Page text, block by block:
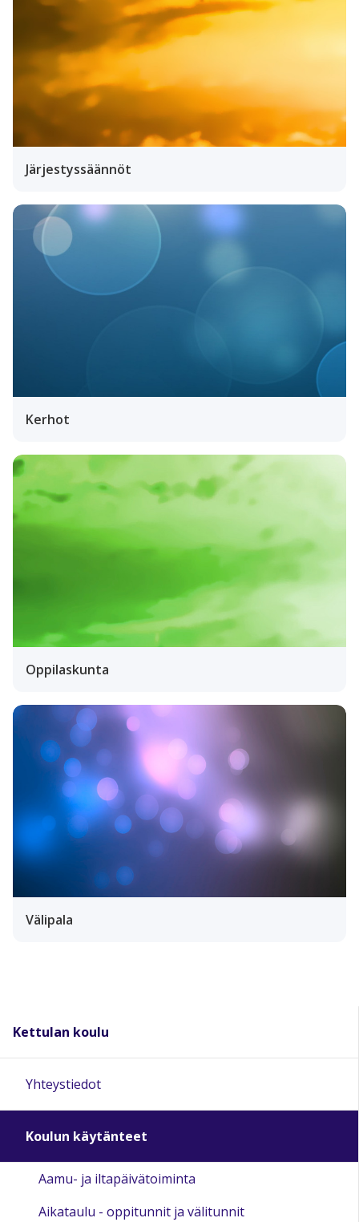
Järjestyssäännöt
Kerhot
Oppilaskunta
Välipala
Kettulan koulu
Yhteystiedot
Koulun käytänteet
Aamu- ja iltapäivätoiminta
Aikataulu - oppitunnit ja välitunnit